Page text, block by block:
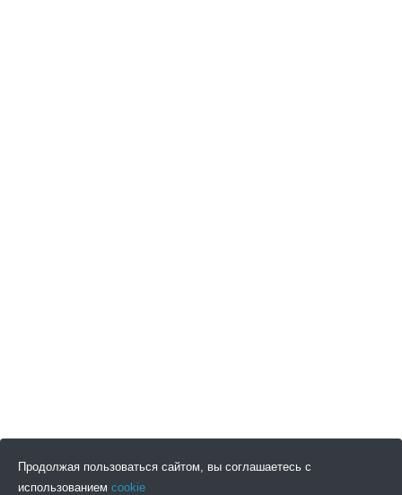
Продолжая пользоваться сайтом, вы соглашаетесь с
использованием cookie